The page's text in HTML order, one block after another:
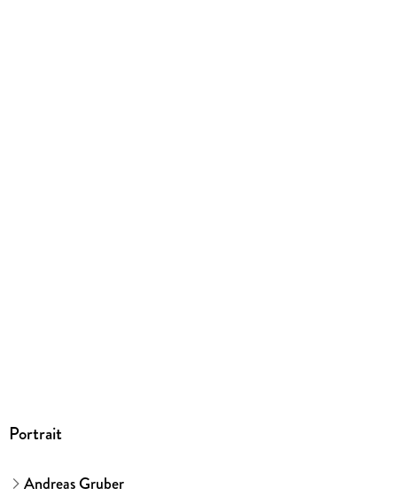
Portrait
Andreas Gruber